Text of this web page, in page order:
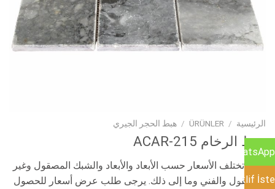
الرئيسية /
ÜRÜNLER
/ هبط الحجر الجيري
هبط الرخام ACAR-215
تنبيه: تختلف الأسعار حسب الأبعاد والأبعاد والشبك المصقول وغير
المصقول والفني وما إلى ذلك. يرجى طلب عرض أسعار للحصول
WhatsApp
Teklif İste